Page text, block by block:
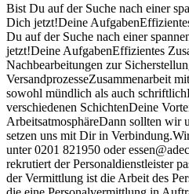
Bist Du auf der Suche nach einer
Dich jetzt!Deine
Du auf der Suche nach einer
jetzt!Deine AufgabenEffizientes
Nachbearbeitungen zur
VersandprozesseZusammenarbeit
sowohl mündlich als auch
verschiedenen SchichtenDeine
ArbeitsatmosphäreDann sollten wir
setzen uns mit Dir in
unter 0201 821950 oder
rekrutiert der Personaldienstleister
der Vermittlung ist die Arbeit des